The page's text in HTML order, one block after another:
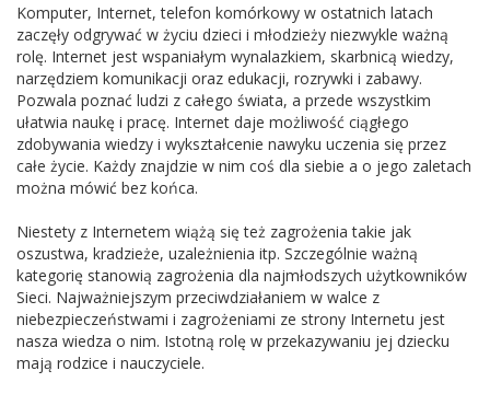
Komputer, Internet, telefon komórkowy w ostatnich latach
zaczęły odgrywać w życiu dzieci i młodzieży niezwykle ważną
rolę. Internet jest wspaniałym wynalazkiem, skarbnicą wiedzy,
narzędziem komunikacji oraz edukacji, rozrywki i zabawy.
Pozwala poznać ludzi z całego świata, a przede wszystkim
ułatwia naukę i pracę. Internet daje możliwość ciągłego
zdobywania wiedzy i wykształcenie nawyku uczenia się przez
całe życie. Każdy znajdzie w nim coś dla siebie a o jego zaletach
można mówić bez końca.
Niestety z Internetem wiążą się też zagrożenia takie jak
oszustwa, kradzieże, uzależnienia itp. Szczególnie ważną
kategorię stanowią zagrożenia dla najmłodszych użytkowników
Sieci. Najważniejszym przeciwdziałaniem w walce z
niebezpieczeństwami i zagrożeniami ze strony Internetu jest
nasza wiedza o nim. Istotną rolę w przekazywaniu jej dziecku
mają rodzice i nauczyciele.